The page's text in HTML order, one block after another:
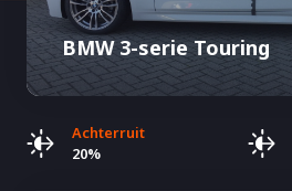
BMW 3-serie Touring
Achterruit
20%